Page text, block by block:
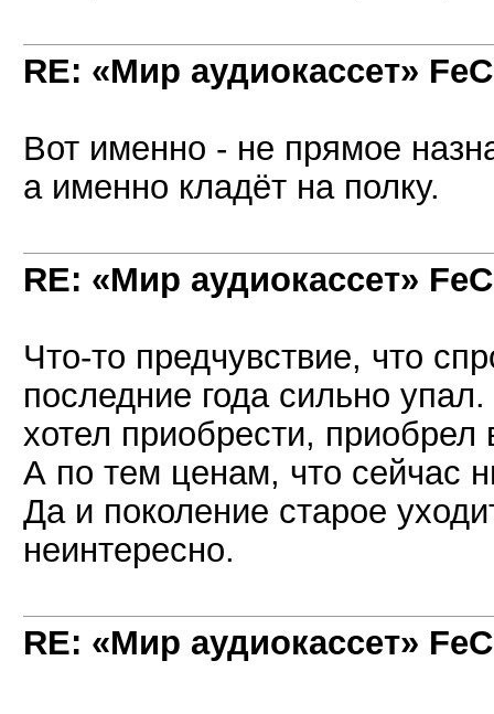
RE: «Мир аудиокассет»
Вот именно - не прямое
а именно кладёт на полку.
RE: «Мир аудиокассет»
Что-то предчувствие, что
последние года сильно
хотел приобрести,
А по тем ценам, что сейчас
Да и поколение старое
неинтересно.
RE: «Мир аудиокассет»